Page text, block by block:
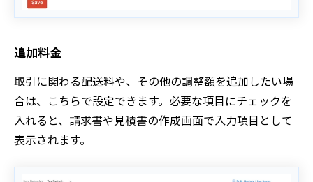
追加料金
取引に関わる配送料や、その他の調整額を追加したい場
合は、こちらで設定できます。必要な項目にチェックを
入れると、請求書や見積書の作成画面で入力項目として
表示されます。